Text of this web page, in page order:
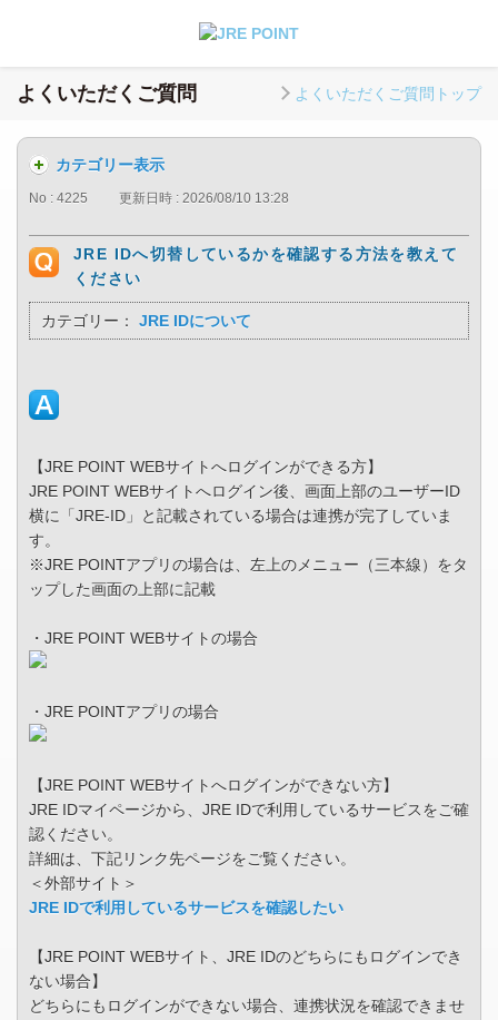
よくいただくご質問 よくいただくご質問トップ
カテゴリー表示
No : 4225 更新日時 : 2026/08/10 13:28
JRE IDへ切替しているかを確認する方法を教えて
ください
カテゴリー： JRE IDについて
【JRE POINT WEBサイトへログインができる方】
JRE POINT WEBサイトへログイン後、画面上部のユーザーID
横に「JRE-ID」と記載されている場合は連携が完了していま
す。
※JRE POINTアプリの場合は、左上のメニュー（三本線）をタ
ップした画面の上部に記載
・JRE POINT WEBサイトの場合
・JRE POINTアプリの場合
【JRE POINT WEBサイトへログインができない方】
JRE IDマイページから、JRE IDで利用しているサービスをご確
認ください。
詳細は、下記リンク先ページをご覧ください。
＜外部サイト＞
JRE IDで利用しているサービスを確認したい
【JRE POINT WEBサイト、JRE IDのどちらにもログインでき
ない場合】
どちらにもログインができない場合、連携状況を確認できませ